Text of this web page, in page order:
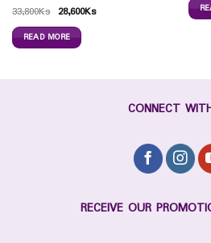
33,800Ks 28,600Ks
READ MORE
CONNECT
RECEIVE OUR